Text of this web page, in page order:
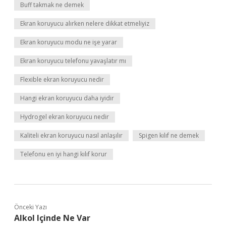
Buff takmak ne demek
Ekran koruyucu alırken nelere dikkat etmeliyiz
Ekran koruyucu modu ne işe yarar
Ekran koruyucu telefonu yavaşlatır mı
Flexible ekran koruyucu nedir
Hangi ekran koruyucu daha iyidir
Hydrogel ekran koruyucu nedir
Kaliteli ekran koruyucu nasıl anlaşılır Spigen kılıf ne demek
Telefonu en iyi hangi kılıf korur
Önceki Yazı
Alkol Içinde Ne Var